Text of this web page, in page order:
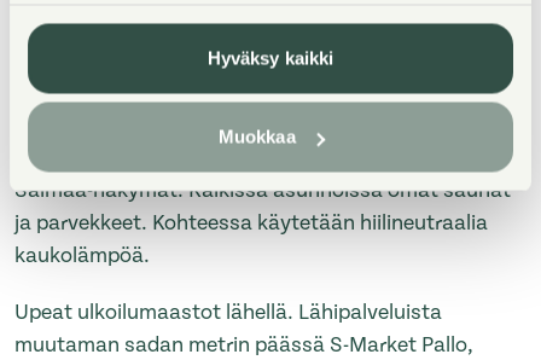
Hyväksy kaikki
Muokkaa
Pikisaaressa vain muutaman kilometrin päässä
keskustan palveluista 2000-luvulla valmistuneet viisi-
ja kuusikerroksiset hissitalot. Aivan Saimaan rannalla
sijaitsevan Rantakadun puoleisista asunnoista
Saimaa-näkymät. Kaikissa asunnoissa omat saunat
ja parvekkeet. Kohteessa käytetään hiilineutraalia
kaukolämpöä.
Upeat ulkoilumaastot lähellä. Lähipalveluista
muutaman sadan metrin päässä S-Market Pallo,